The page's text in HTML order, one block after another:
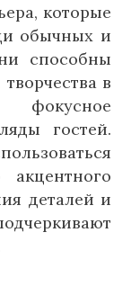
которые
обычных и
способны
в
фокусное
гостей.
деталей и